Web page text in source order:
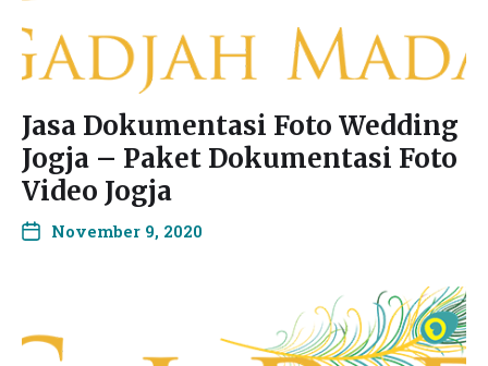
Jasa Dokumentasi Foto Wedding
Jogja – Paket Dokumentasi Foto
Video Jogja
November 9, 2020